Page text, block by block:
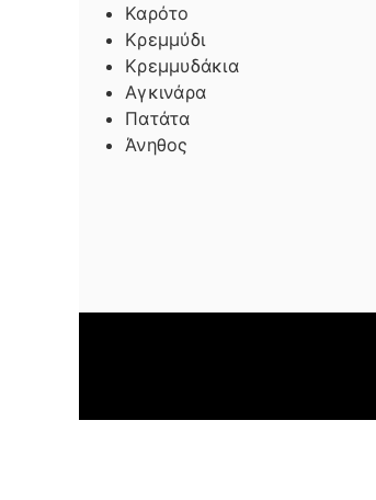
Καρότο
Κρεμμύδι
Κρεμμυδάκια
Αγκινάρα
Πατάτα
Άνηθος